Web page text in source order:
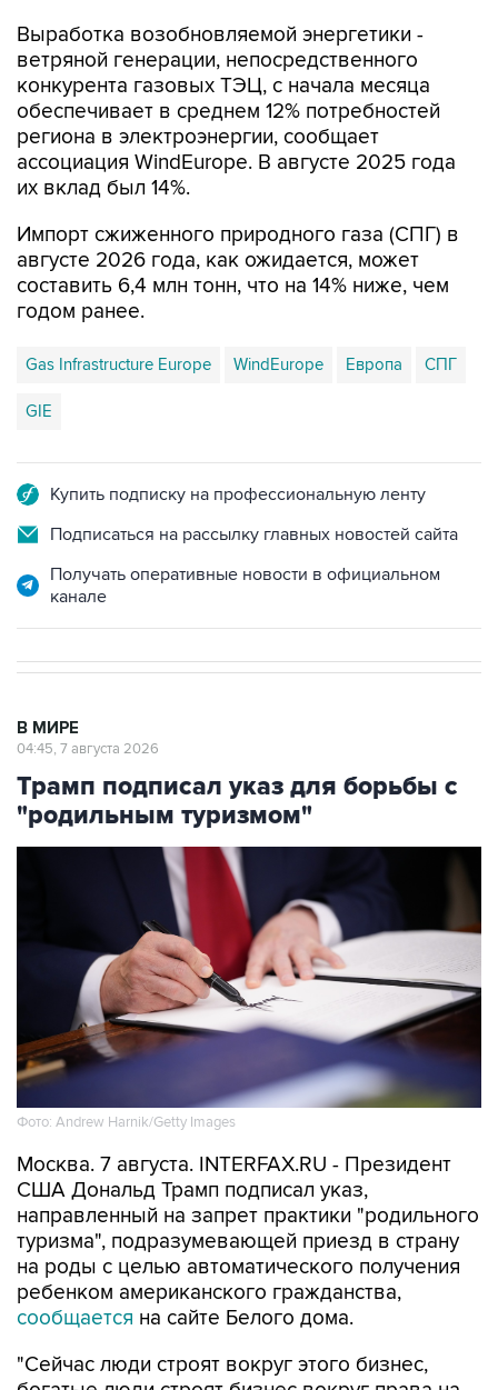
Выработка возобновляемой энергетики -
ветряной генерации, непосредственного
конкурента газовых ТЭЦ, с начала месяца
обеспечивает в среднем 12% потребностей
региона в электроэнергии, сообщает
ассоциация WindEurope. В августе 2025 года
их вклад был 14%.
Импорт сжиженного природного газа (СПГ) в
августе 2026 года, как ожидается, может
составить 6,4 млн тонн, что на 14% ниже, чем
годом ранее.
Gas Infrastructure Europe WindEurope Европа СПГ
GIE
Купить подписку на профессиональную ленту
Подписаться на рассылку главных новостей сайта
Получать оперативные новости в официальном
канале
В МИРЕ
04:45, 7 августа 2026
Трамп подписал указ для борьбы с
"родильным туризмом"
Фото: Andrew Harnik/Getty Images
Москва. 7 августа. INTERFAX.RU - Президент
США Дональд Трамп подписал указ,
направленный на запрет практики "родильного
туризма", подразумевающей приезд в страну
на роды с целью автоматического получения
ребенком американского гражданства,
сообщается на сайте Белого дома.
"Сейчас люди строят вокруг этого бизнес,